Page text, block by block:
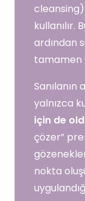
kullanılır.
ardından
tamamen
yalnızca
için de
çözer”
nokta